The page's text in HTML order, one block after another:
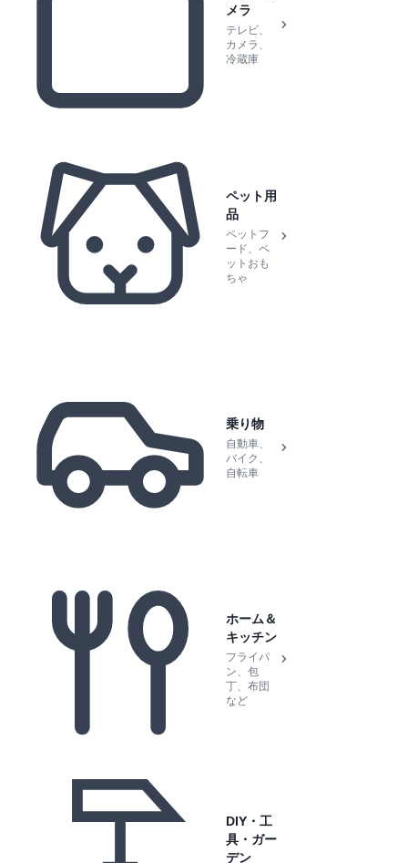
メラ
テレビ、
カメラ、
冷蔵庫
ペット用
品
ペットフ
ード、ペ
ットおも
ちゃ
乗り物
自動車、
バイク、
自転車
ホーム＆
キッチン
フライパ
ン、包
丁、布団
など
DIY・工
具・ガー
デン